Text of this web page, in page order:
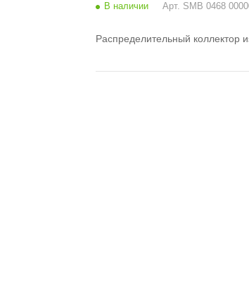
В наличии Арт. SMB 0468
Распределительный коллектор